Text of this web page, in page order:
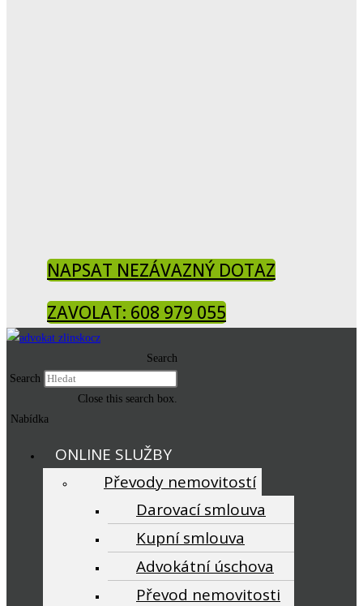
NAPSAT NEZÁVAZNÝ DOTAZ
ZAVOLAT: 608 979 055
Search
Search
Close this search box.
Nabídka
ONLINE SLUŽBY
Převody nemovitostí
Darovací smlouva
Kupní smlouva
Advokátní úschova
Převod nemovitosti